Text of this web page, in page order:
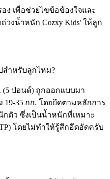
เพื่อช่วยไขข้อข้องใจและ
วงน้ำหนัก Cozxy Kids' ให้ลูก
สำหรับลูกไหม?
(5 ปอนด์) ถูกออกแบบมา
35 กก. โดยยึดตามหลักการ
ตัว ซึ่งเป็นน้ำหนักที่เหมาะ
โดยไม่ทำให้รู้สึกอึดอัดครับ